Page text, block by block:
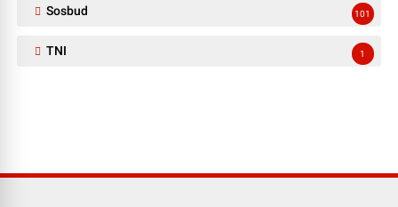
Sosbud 101
TNI 1